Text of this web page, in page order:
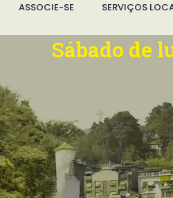
ASSOCIE-SE SERVIÇOS
Sábado de